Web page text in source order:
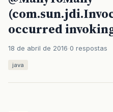
occurred
18 de abril de 2016 0 respostas
java